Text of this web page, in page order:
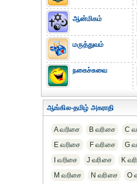
ஆன்மிகம்
மருத்துவம்
நகைச்சுவை
ஆங்கில-தமிழ் அகராதி
A வரிசை B வரிசை C
E வரிசை
F வரிசை G
I வரிசை
J வரிசை K
M வரிசை
N வரிசை O